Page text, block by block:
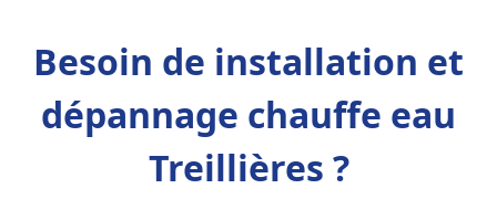
Besoin de installation et
dépannage chauffe eau
Treillières ?